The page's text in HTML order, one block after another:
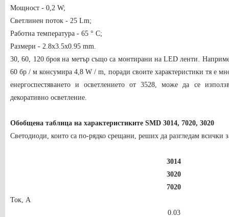
Мощност - 0,2 W;
Светлинен поток - 25 Lm;
Работна температура - 65 ° C;
Размери - 2.8x3.5x0.95 mm.
30, 60, 120 броя на метър също са монтирани на LED ленти.
60 бр / м консумира 4,8 W / m, поради своите характеристики тя е
енергоспестяването и осветлението от 3528, може да се
декоративно осветление.
Обобщена таблица на характеристиките SMD 3014, 7020, 3020
Светодиоди, които са по-рядко срещани, реших да разгледам всички
3014
3020
7020
Ток, A
0.03